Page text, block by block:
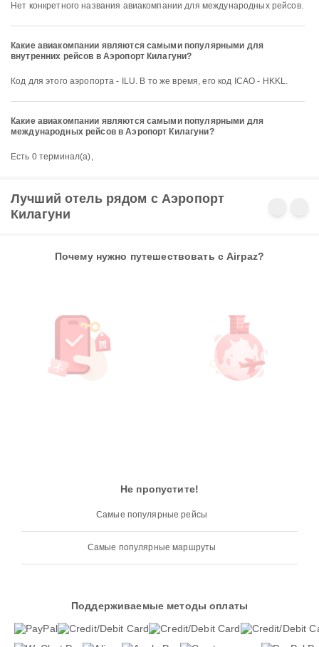
Нет конкретного названия авиакомпании для международных рейсов.
Какие авиакомпании являются самыми популярными для
внутренних рейсов в Аэропорт Килагуни?
Код для этого аэропорта - ILU. В то же время, его код ICAO - HKKL.
Какие авиакомпании являются самыми популярными для
международных рейсов в Аэропорт Килагуни?
Есть 0 терминал(а),
Лучший отель рядом с Аэропорт
Килагуни
Почему нужно путешествовать с Airpaz?
Не пропустите!
Самые популярные рейсы
Самые популярные маршруты
Поддерживаемые методы оплаты